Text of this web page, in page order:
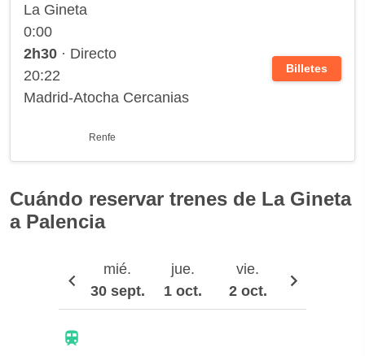
La Gineta
0:00
2h30 · Directo
20:22
Madrid-Atocha Cercanias
Renfe
Billetes
Cuándo reservar trenes de La Gineta
a Palencia
mié.
30 sept.
jue.
1 oct.
vie.
2 oct.